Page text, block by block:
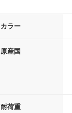
カラー
原産国
耐荷重